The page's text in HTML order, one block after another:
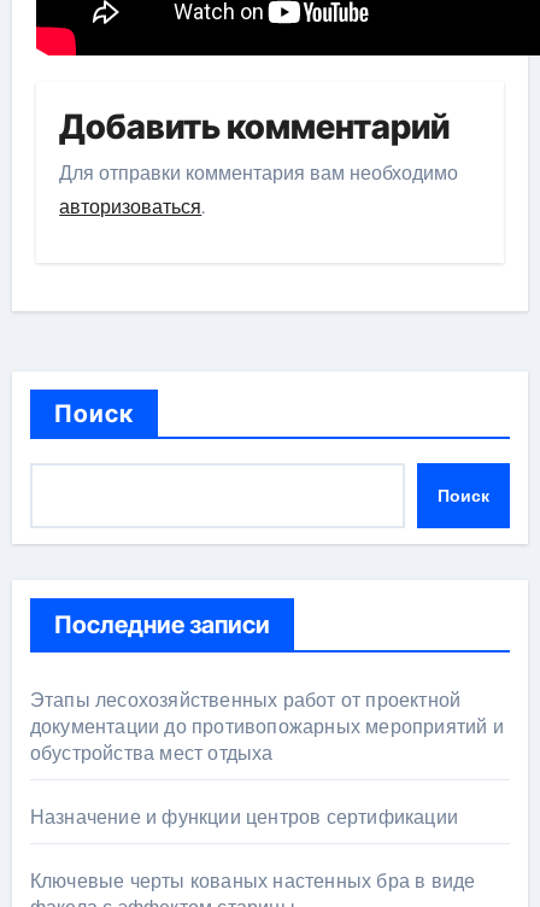
Добавить комментарий
Для отправки комментария вам необходимо
авторизоваться.
Поиск
Поиск
Последние записи
Этапы лесохозяйственных работ от проектной
документации до противопожарных мероприятий и
обустройства мест отдыха
Назначение и функции центров сертификации
Ключевые черты кованых настенных бра в виде